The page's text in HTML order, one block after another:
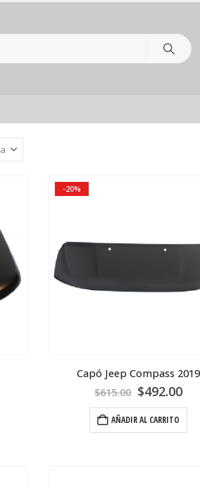
-20%
Capó Jeep Compass 2019
$615.00 $492.00
AÑADIR AL CARRITO